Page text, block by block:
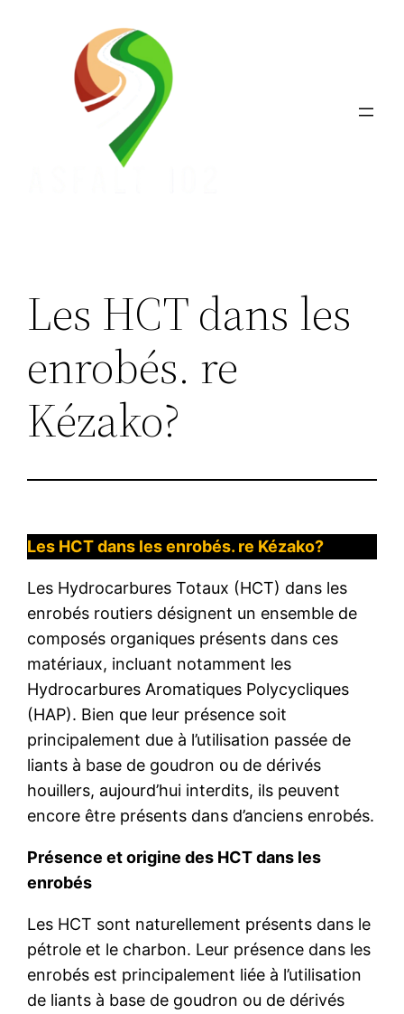
Les HCT dans les
enrobés. re
Kézako?
Les HCT dans les enrobés. re Kézako?
Les Hydrocarbures Totaux (HCT) dans les
enrobés routiers désignent un ensemble de
composés organiques présents dans ces
matériaux, incluant notamment les
Hydrocarbures Aromatiques Polycycliques
(HAP). Bien que leur présence soit
principalement due à l’utilisation passée de
liants à base de goudron ou de dérivés
houillers, aujourd’hui interdits, ils peuvent
encore être présents dans d’anciens enrobés.
Présence et origine des HCT dans les
enrobés
Les HCT sont naturellement présents dans le
pétrole et le charbon. Leur présence dans les
enrobés est principalement liée à l’utilisation
de liants à base de goudron ou de dérivés